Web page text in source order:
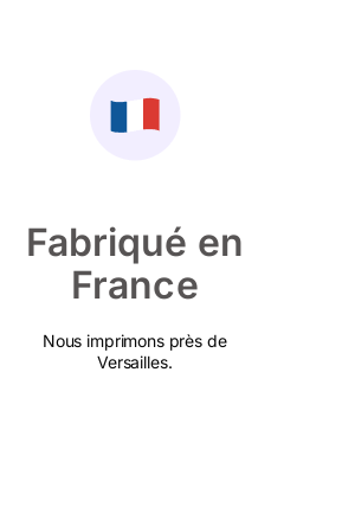
Fabriqué en
France
Nous imprimons près de
Versailles.